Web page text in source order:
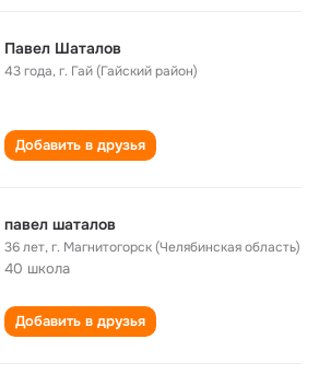
Павел Шаталов
43 года,г. Гай (Гайский район)
Добавить в друзья
павел шаталов
36 лет,г. Магнитогорск (Челябинская область)
40 школа
Добавить в друзья